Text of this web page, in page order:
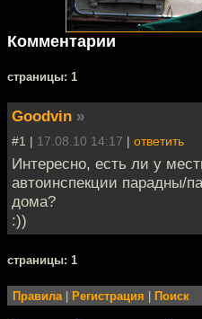
Комментарии
cтраницы: 1
Goodvin »
#1 | 17.08.10 14:17 | ответить
Интересно, есть ли у
автоинспекции парадны/
дома?
:))
cтраницы: 1
Правила Регистрация Поиск